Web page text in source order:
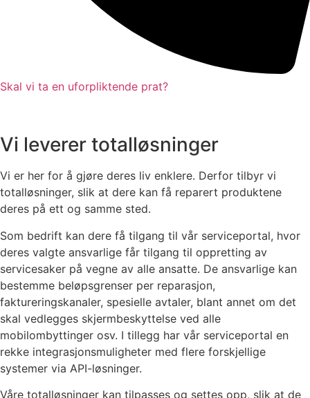
Skal vi ta en uforpliktende prat?
Vi leverer totalløsninger
Vi er her for å gjøre deres liv enklere. Derfor tilbyr vi
totalløsninger, slik at dere kan få reparert produktene
deres på ett og samme sted.
Som bedrift kan dere få tilgang til vår serviceportal, hvor
deres valgte ansvarlige får tilgang til oppretting av
servicesaker på vegne av alle ansatte. De ansvarlige kan
bestemme beløpsgrenser per reparasjon,
faktureringskanaler, spesielle avtaler, blant annet om det
skal vedlegges skjermbeskyttelse ved alle
mobilombyttinger osv. I tillegg har vår serviceportal en
rekke integrasjonsmuligheter med flere forskjellige
systemer via API-løsninger.
Våre totalløsninger kan tilpasses og settes opp, slik at de